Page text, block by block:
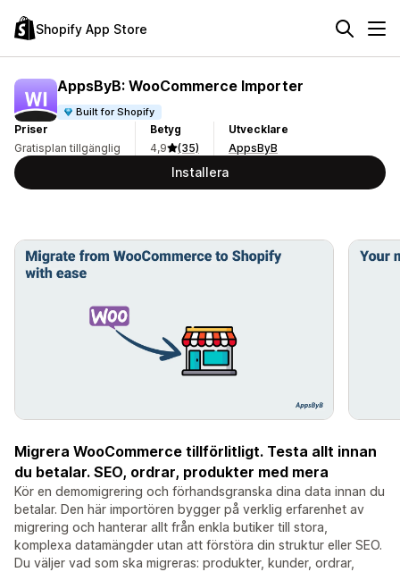
Shopify App Store
AppsByB: WooCommerce Importer
Built for Shopify
Priser
Gratisplan tillgänglig
Betyg
4,9
(35)
Utvecklare
AppsByB
Installera
Migrera WooCommerce tillförlitligt. Testa allt innan
du betalar. SEO, ordrar, produkter med mera
Kör en demomigrering och förhandsgranska dina data innan du
betalar. Den här importören bygger på verklig erfarenhet av
migrering och hanterar allt från enkla butiker till stora,
komplexa datamängder utan att förstöra din struktur eller SEO.
Du väljer vad som ska migreras: produkter, kunder, ordrar,